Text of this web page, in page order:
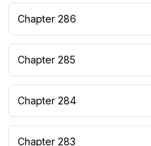
Chapter 286
Chapter 285
Chapter 284
Chapter 283